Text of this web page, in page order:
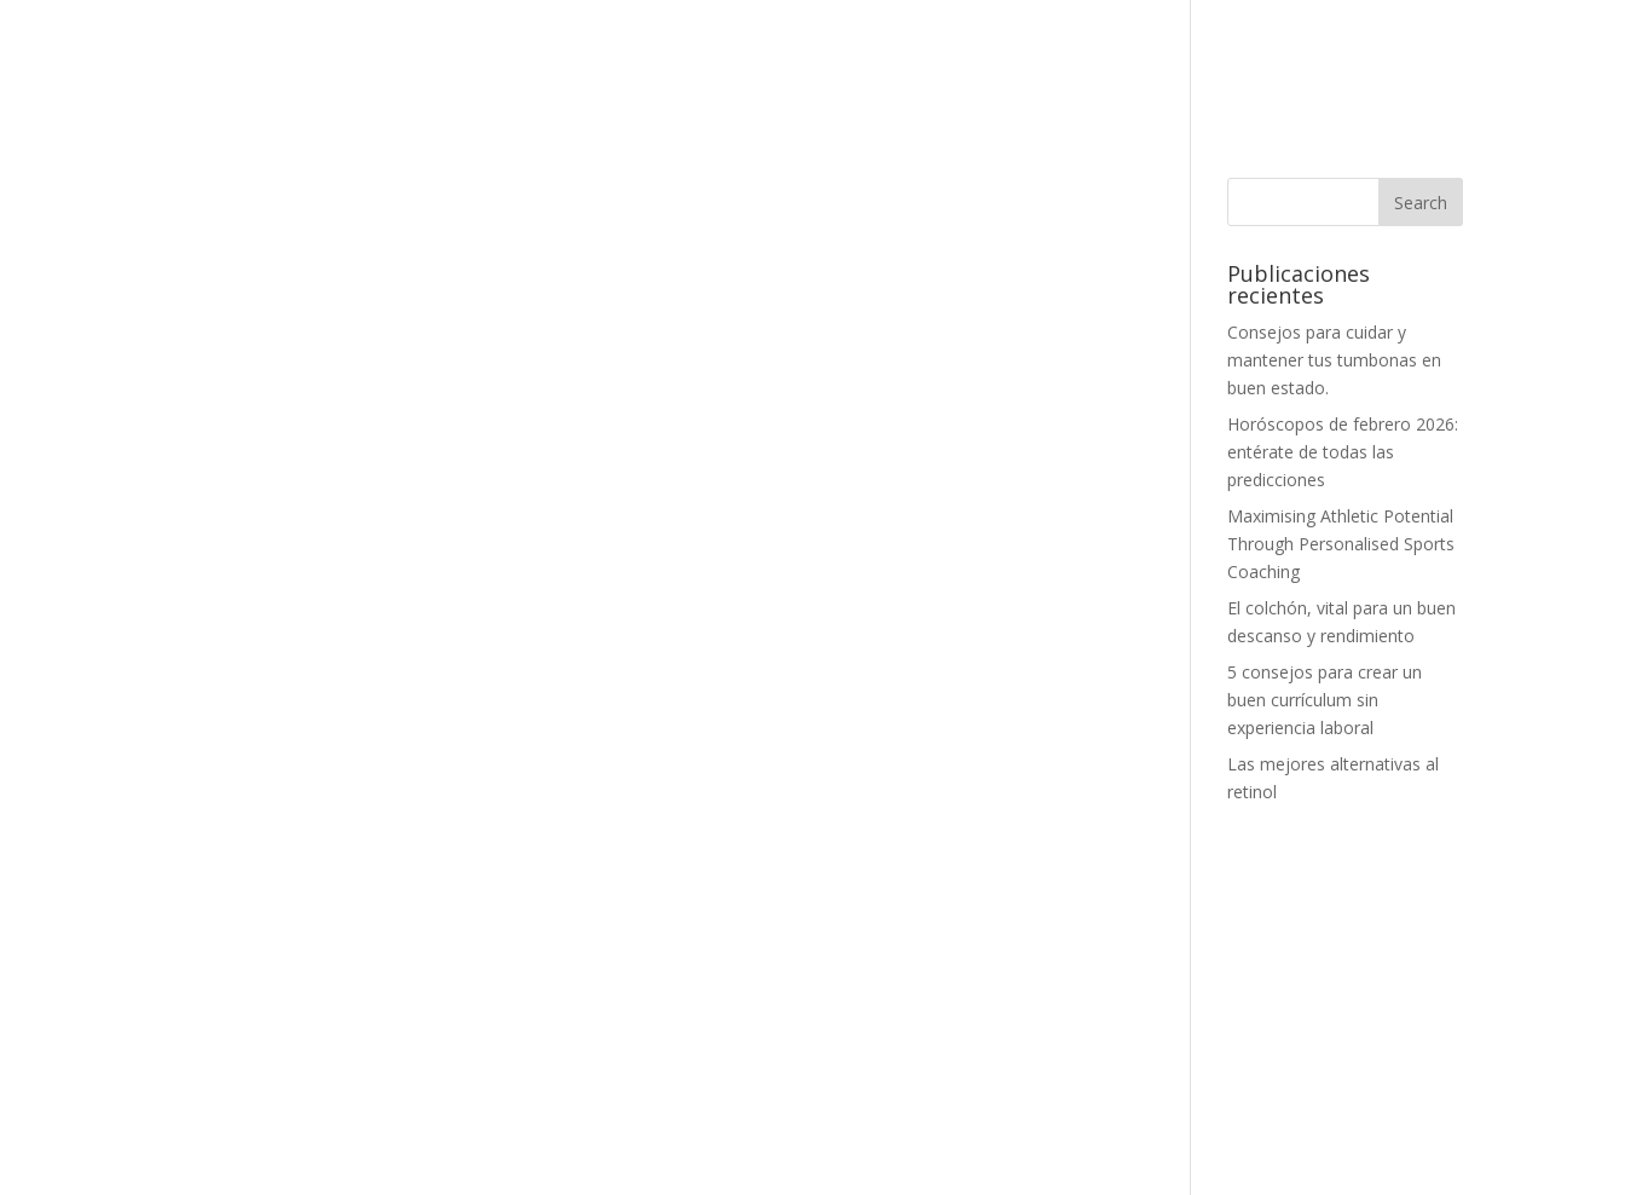
Publicaciones
recientes
Consejos para cuidar y
mantener tus tumbonas en
buen estado.
Horóscopos de febrero 2026:
entérate de todas las
predicciones
Maximising Athletic Potential
Through Personalised Sports
Coaching
El colchón, vital para un buen
descanso y rendimiento
5 consejos para crear un
buen currículum sin
experiencia laboral
Las mejores alternativas al
retinol